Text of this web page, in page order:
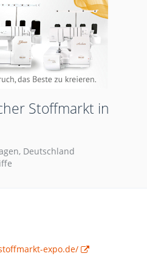
Stoffmarkt in
Deutschland
expo.de/